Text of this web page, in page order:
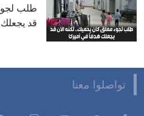
طلب
قد
تواصلوا معنا